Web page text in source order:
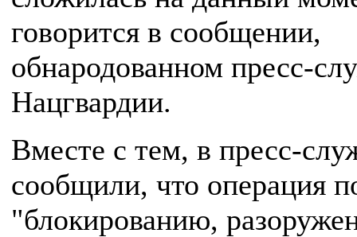
говорится в сообщении,
обнародованном пресс-
Нацгвардии.
Вместе с тем, в пресс-
сообщили, что операция
"блокированию,